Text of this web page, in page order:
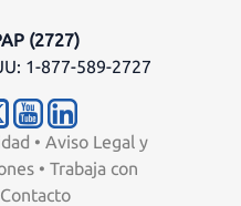
(2727)
1-877-589-2727
• Aviso Legal y
• Trabaja con
Contacto